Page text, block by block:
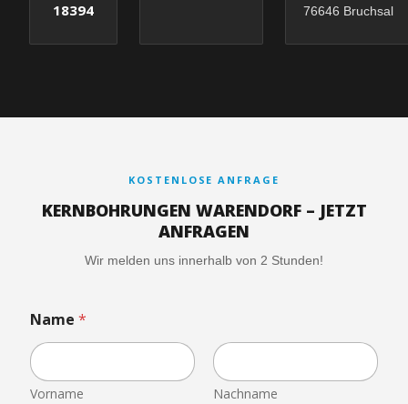
18394
76646 Bruchsal
KOSTENLOSE ANFRAGE
KERNBOHRUNGEN WARENDORF – JETZT
ANFRAGEN
Wir melden uns innerhalb von 2 Stunden!
o
h
l
a
Name *
Vorname Nachname